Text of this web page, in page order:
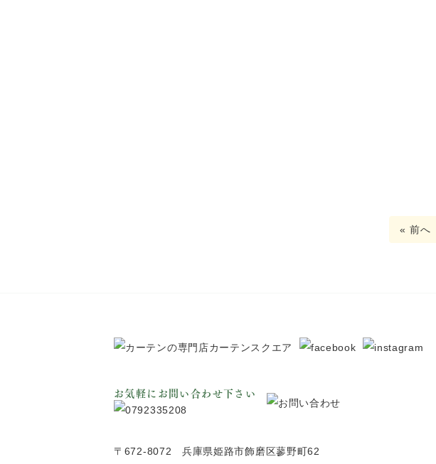
« 前へ
お気軽にお問い合わせ下さい
〒672-8072 兵庫県姫路市飾磨区蓼野町62